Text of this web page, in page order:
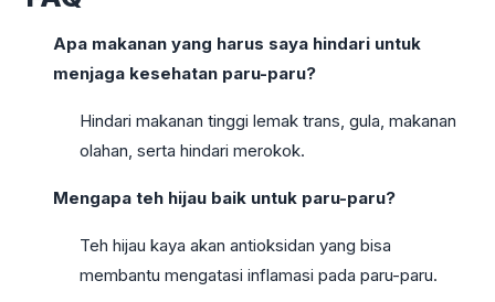
Apa makanan yang harus saya hindari untuk
menjaga kesehatan paru-paru?
Hindari makanan tinggi lemak trans, gula, makanan
olahan, serta hindari merokok.
Mengapa teh hijau baik untuk paru-paru?
Teh hijau kaya akan antioksidan yang bisa
membantu mengatasi inflamasi pada paru-paru.